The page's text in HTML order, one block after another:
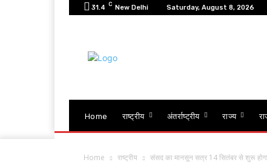
31.4 C New Delhi Saturday, August 8, 2026
Home राष्ट्रीय अंतर्राष्ट्रीय राज्य
Home राष्ट्रीय संसद का मानसून सत्र 14 सितंबर से शुरू